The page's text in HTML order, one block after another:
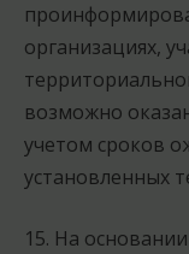
организациях,
возможно
учетом сроков
установленных
15. На